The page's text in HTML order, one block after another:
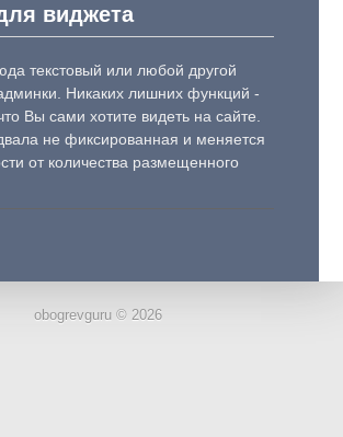
виджета
текстовый или любой другой
Никаких лишних функций -
Вы сами хотите видеть на сайте.
не фиксированная и меняется
от количества размещенного
obogrevguru © 2026